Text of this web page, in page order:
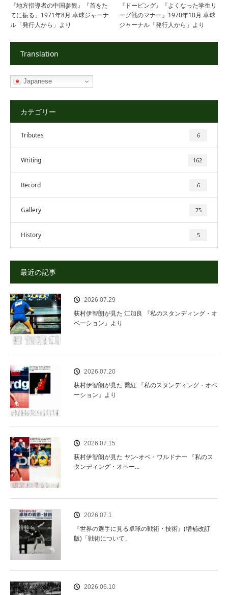
『地方指導者の中国参観』『首をた
てに振る」1971年8月 卓球ジャーナ
ル「発行人から」より
『ドーピング』『よくなった学生リ
ーグ戦のマナー』1970年10月 卓球
ジャーナル「発行人から」より
Translation
Japanese
カテゴリー
Tributes 6
Writing 162
Record 6
Gallery 75
History 5
最近の記事
2026.07.29
荻村伊智朗が見た 江加良 『私のスタンディング・オ
ベーション』より
2026.07.20
荻村伊智朗が見た 喬紅 『私のスタンディング・オベ
ーション』より
2026.07.15
荻村伊智朗が見た ヤン‐オベ・ワルドナー 『私のス
タンディング・オベー…
2026.07.1
『世界の選手に見る卓球の戦術・技術』(増補改訂
版)「戦術について」
2026.06.10